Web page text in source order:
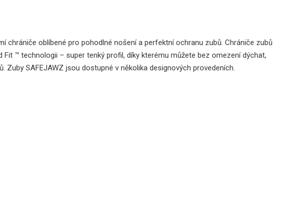
chrániče oblíbené pro pohodlné nošení a perfektní ochranu zubů. Chrániče zubů
™ technologii – super tenký profil, díky kterému můžete bez omezení dýchat,
SAFEJAWZ jsou dostupné v několika designových provedeních.